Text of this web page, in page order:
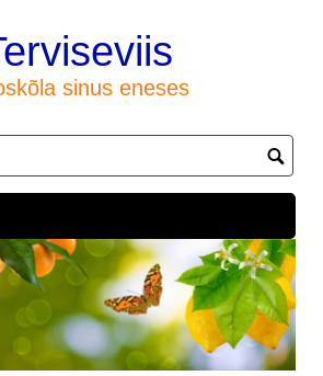
sinus eneses